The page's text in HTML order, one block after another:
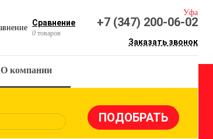
Сравнение
0 товаров
Уфа
+7 (347) 200-06-02
Заказать звонок
О компании